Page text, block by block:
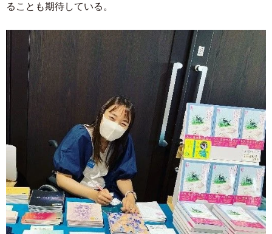
ることも期待している。